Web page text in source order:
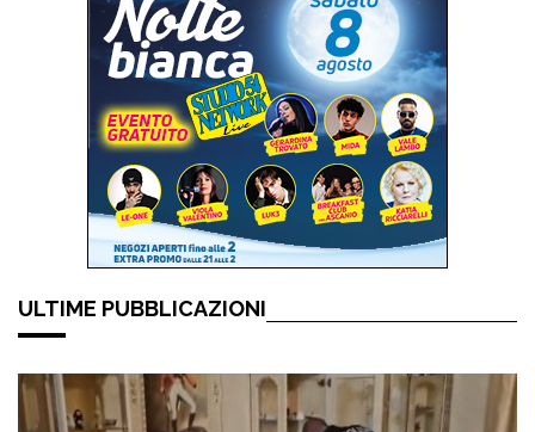
ULTIME PUBBLICAZIONI